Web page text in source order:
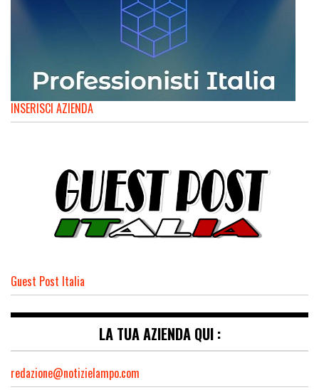
INSERISCI AZIENDA
Guest Post Italia
LA TUA AZIENDA QUI :
redazione@notizielampo.com